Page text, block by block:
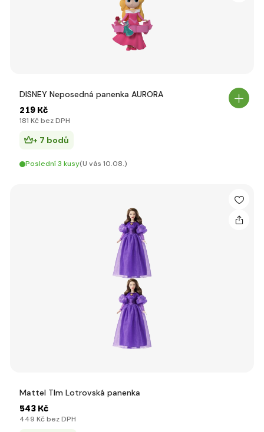
DISNEY Neposedná panenka AURORA
219 Kč
181 Kč bez DPH
+ 7 bodů
Poslední 3 kusy(U vás 10.08.)
Mattel Tlm Lotrovská panenka
543 Kč
449 Kč bez DPH